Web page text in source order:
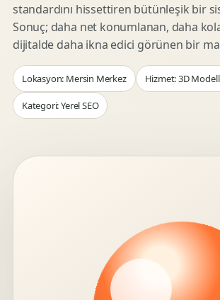
standardını hissettiren bütünleşik bir
Sonuç; daha net konumlanan, daha
dijitalde daha ikna edici görünen bir
Lokasyon: Mersin Merkez Hizmet: 3D
Kategori: Yerel SEO